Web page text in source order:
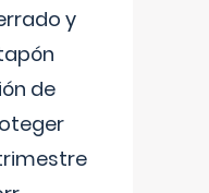
y
de